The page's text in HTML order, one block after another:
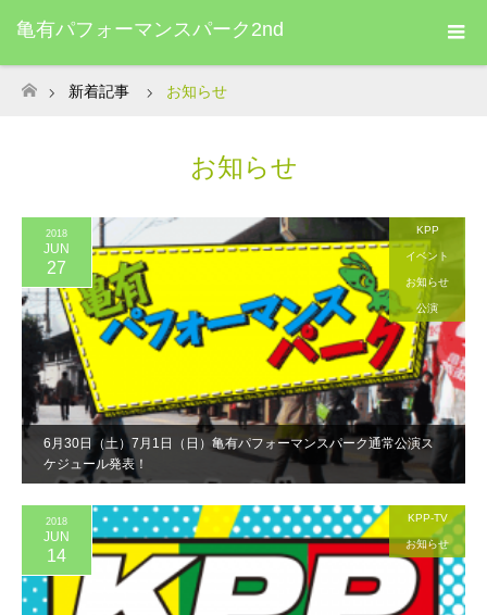
亀有パフォーマンスパーク2nd
ホーム
新着記事 お知らせ
お知らせ
6月30日（土）7月1日（日）亀有パフォーマンスパーク通常公演ス
ケジュール発表！
2018
JUN
27
KPP
イベント
お知らせ
公演
2018
JUN
14
KPP-TV
お知らせ